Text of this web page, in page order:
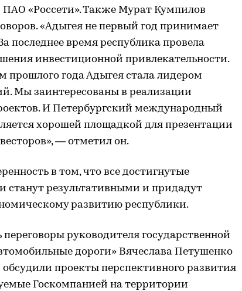
«Россети». Также Мурат Кумпилов
«Адыгея не первый год принимает
последнее время республика провела
инвестиционной привлекательности.
прошлого года Адыгея стала лидером
Мы заинтересованы в реализации
И Петербургский международный
хорошей площадкой для презентации
— отметил он.
в том, что все достигнутые
станут результативными и придадут
развитию республики.
руководителя государственной
дороги» Вячеслава Петушенко
проекты перспективного развития
Госкомпанией на территории